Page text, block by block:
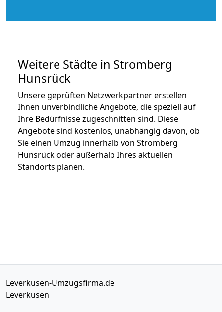
Weitere Städte in Stromberg
Hunsrück
Unsere geprüften Netzwerkpartner erstellen
Ihnen unverbindliche Angebote, die speziell auf
Ihre Bedürfnisse zugeschnitten sind. Diese
Angebote sind kostenlos, unabhängig davon, ob
Sie einen Umzug innerhalb von Stromberg
Hunsrück oder außerhalb Ihres aktuellen
Standorts planen.
Leverkusen-Umzugsfirma.de
Leverkusen